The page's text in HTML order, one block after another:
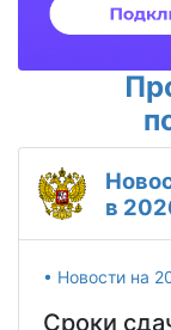
в
• Новости на
Сроки